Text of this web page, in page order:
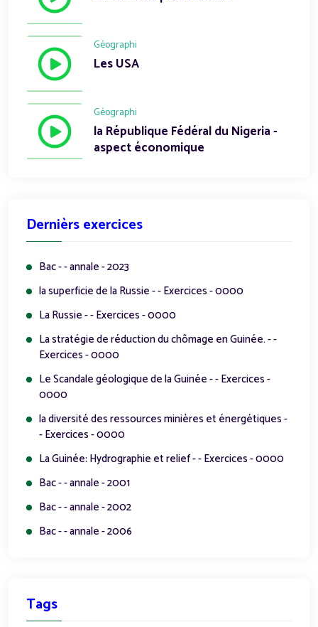
Géographi
Les USA
Géographi
la République Fédéral du Nigeria -
aspect économique
Dernièrs exercices
Bac - - annale - 2023
la superficie de la Russie - - Exercices - 0000
La Russie - - Exercices - 0000
La stratégie de réduction du chômage en Guinée. - -
Exercices - 0000
Le Scandale géologique de la Guinée - - Exercices -
0000
la diversité des ressources minières et énergétiques -
- Exercices - 0000
La Guinée: Hydrographie et relief - - Exercices - 0000
Bac - - annale - 2001
Bac - - annale - 2002
Bac - - annale - 2006
Tags